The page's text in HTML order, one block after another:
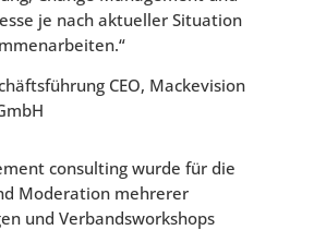
je nach aktueller Situation
CEO, Mackevision
consulting wurde für die
Moderation mehrerer
und Verbandsworkshops